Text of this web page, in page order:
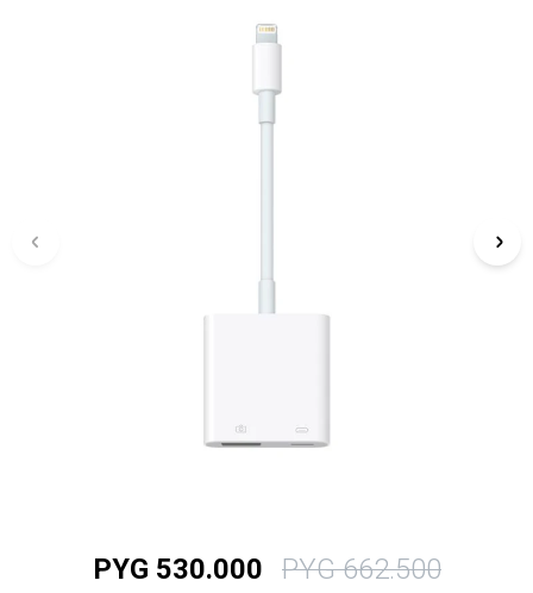
PYG 530.000 PYG 662.500